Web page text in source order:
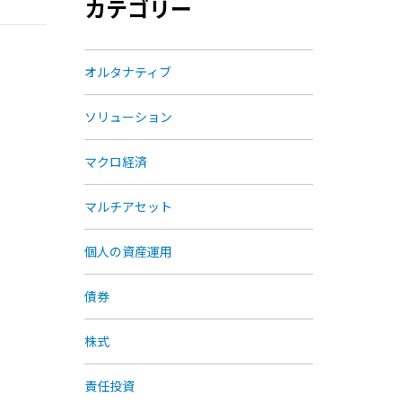
カテゴリー
オルタナティブ
ソリューション
マクロ経済
マルチアセット
個人の資産運用
債券
株式
責任投資